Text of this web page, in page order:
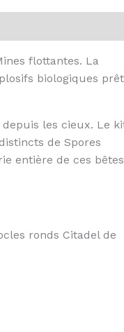
flottantes. La
biologiques
les cieux. Le
de Spores
entière de ces bêtes
ronds Citadel de